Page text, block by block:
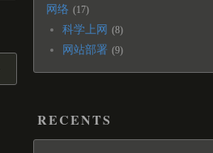
网络 17
科学上网 8
网站部署 9
RECENTS